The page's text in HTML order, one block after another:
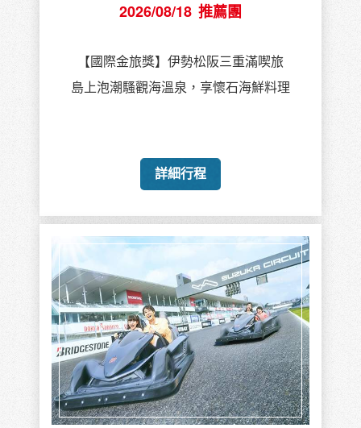
2026/08/18 推薦團
【國際金旅獎】伊勢松阪三重滿喫旅
島上泡潮騷觀海溫泉，享懷石海鮮料理
詳細行程